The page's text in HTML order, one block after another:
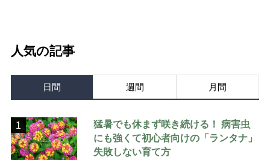
人気の記事
日間 週間 月間
1
猛暑でも休まず咲き続ける！ 病害虫
にも強くて初心者向けの「ランタナ」
失敗しない育て方